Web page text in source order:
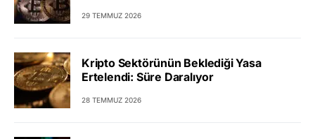
29 TEMMUZ 2026
Kripto Sektörünün Beklediği Yasa
Ertelendi: Süre Daralıyor
28 TEMMUZ 2026